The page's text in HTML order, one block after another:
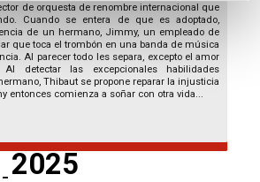
de orquesta de renombre internacional que
Cuando se entera de que es adoptado,
de un hermano, Jimmy, un empleado de
que toca el trombón en una banda de música
Al parecer todo les separa, excepto el amor
detectar las excepcionales habilidades
Thibaut se propone reparar la injusticia
entonces comienza a soñar con otra vida...
2025